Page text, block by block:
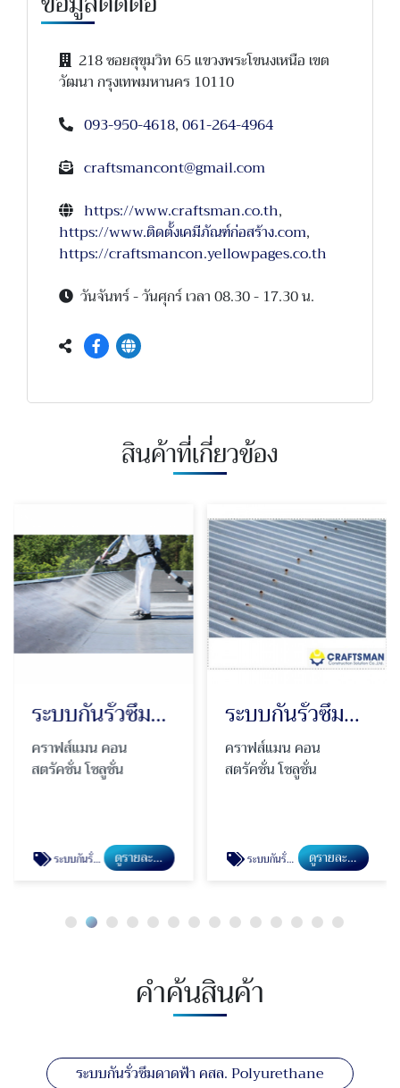
218 ซอยสุขุมวิท 65 แขวงพระโขนงเหนือ เขต
วัฒนา กรุงเทพมหานคร 10110
093-950-4618,061-264-4964
craftsmancont@gmail.com
https://www.craftsman.co.th,
https://www.ติดตั้งเคมีภัณฑ์ก่อสร้าง.com,
https://craftsmancon.yellowpages.co.th
วันจันทร์ - วันศุกร์ เวลา 08.30 - 17.30 น.
สินค้าที่เกี่ยวข้อง
ระบบกันรั่วซึมคุณภาพสูง Polyurea
คราฟส์แมน คอน
สตรัคชั่น โซลูชั่น
ระบบกันรั่วซึมคุณภาพสูง Polyurea ดูรายละเอียด
ระบบกันรั่วซึมหลังคาเมทัลชีท
คราฟส์แมน คอน
สตรัคชั่น โซลูชั่น
ระบบกันรั่วซึมหลังคาเมทัลชีท ดูรายละเอียด
คำค้นสินค้า
ระบบกันรั่วซึมดาดฟ้า คสล. Polyurethane